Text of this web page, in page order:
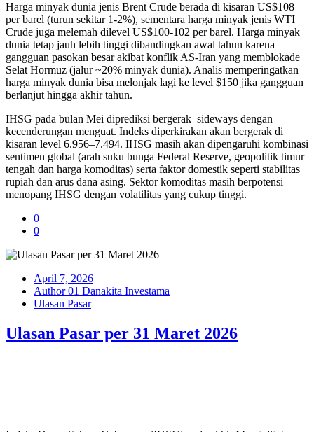
Harga minyak dunia jenis Brent Crude berada di kisaran US$108
per barel (turun sekitar 1-2%), sementara harga minyak jenis WTI
Crude juga melemah dilevel US$100-102 per barel. Harga minyak
dunia tetap jauh lebih tinggi dibandingkan awal tahun karena
gangguan pasokan besar akibat konflik AS-Iran yang memblokade
Selat Hormuz (jalur ~20% minyak dunia). Analis memperingatkan
harga minyak dunia bisa melonjak lagi ke level $150 jika gangguan
berlanjut hingga akhir tahun.
IHSG pada bulan Mei diprediksi bergerak sideways dengan
kecenderungan menguat. Indeks diperkirakan akan bergerak di
kisaran level 6.956–7.494. IHSG masih akan dipengaruhi kombinasi
sentimen global (arah suku bunga Federal Reserve, geopolitik timur
tengah dan harga komoditas) serta faktor domestik seperti stabilitas
rupiah dan arus dana asing. Sektor komoditas masih berpotensi
menopang IHSG dengan volatilitas yang cukup tinggi.
0
0
April 7, 2026
Author 01 Danakita Investama
Ulasan Pasar
Ulasan Pasar per 31 Maret 2026